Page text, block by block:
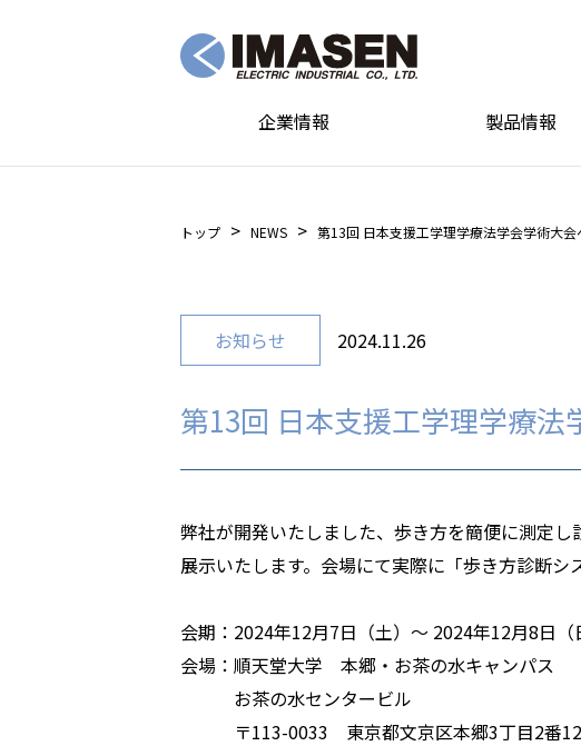
企業情報 製品情報
トップ NEWS 第13回 日本支援工学理学療法学会学術大
お知らせ 2024.11.26
第13回 日本支援工学理学療
弊社が開発いたしました、歩き方を簡便に測定
展示いたします。会場にて実際に「歩き方診断シ
会期：2024年12月7日（土）～ 2024年12月8日（
会場：順天堂大学 本郷・お茶の水キャンパス
お茶の水センタービル
〒113-0033 東京都文京区本郷3丁目2番